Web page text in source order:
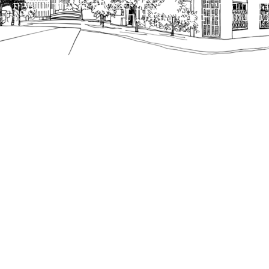
הנוסח המחייב הוא זה הקבוע בהוראות הדין הרלוונטיות
כפי שתהיינה בתוקף מעת לעת.